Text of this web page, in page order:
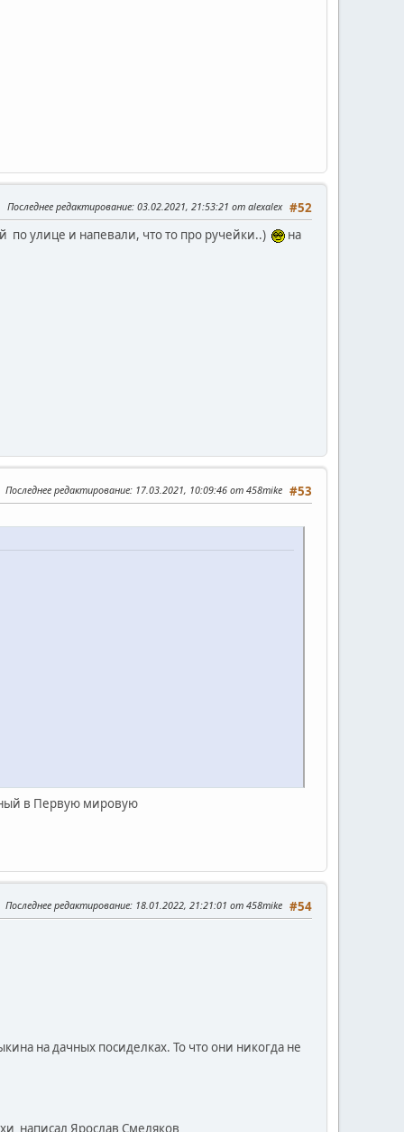
#52
Последнее редактирование: 03.02.2021, 21:53:21 от alexalex
по улице и напевали, что то про ручейки..) на
#53
Последнее редактирование: 17.03.2021, 10:09:46 от 458mike
в Первую мировую
#54
Последнее редактирование: 18.01.2022, 21:21:01 от 458mike
на дачных посиделках. То что они никогда не
написал Ярослав Смеляков